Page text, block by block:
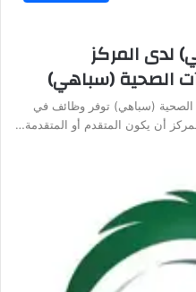
المركز
الصحية (سباهي)
الصحية (سباهي) توفر وظائف في
أن يكون المتقدم أو المتقدمة…